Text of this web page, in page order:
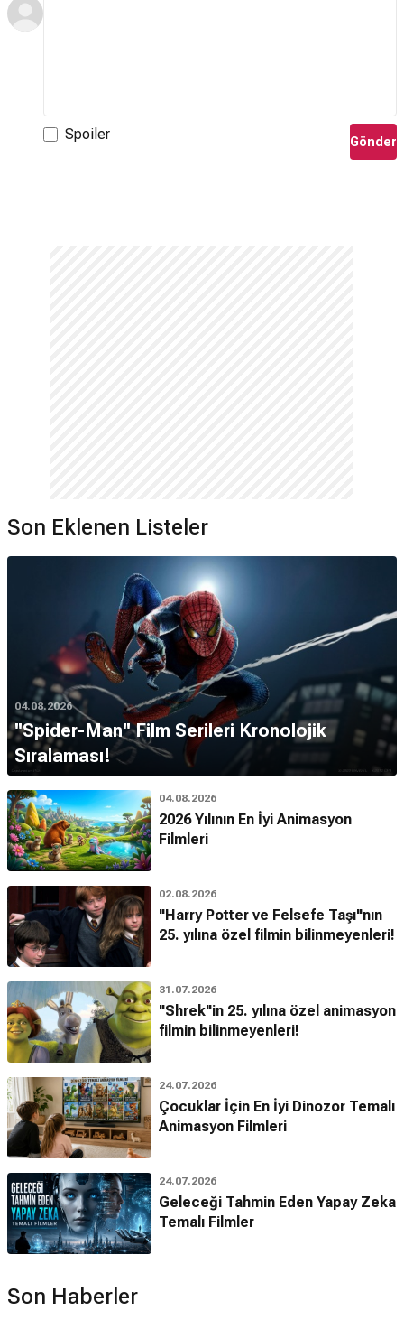
Spoiler Gönder
Son Eklenen Listeler
04.08.2026
''Spider-Man'' Film Serileri Kronolojik
Sıralaması!
04.08.2026
2026 Yılının En İyi Animasyon
Filmleri
02.08.2026
"Harry Potter ve Felsefe Taşı"nın
25. yılına özel filmin bilinmeyenleri!
31.07.2026
"Shrek"in 25. yılına özel animasyon
filmin bilinmeyenleri!
24.07.2026
Çocuklar İçin En İyi Dinozor Temalı
Animasyon Filmleri
24.07.2026
Geleceği Tahmin Eden Yapay Zeka
Temalı Filmler
Son Haberler